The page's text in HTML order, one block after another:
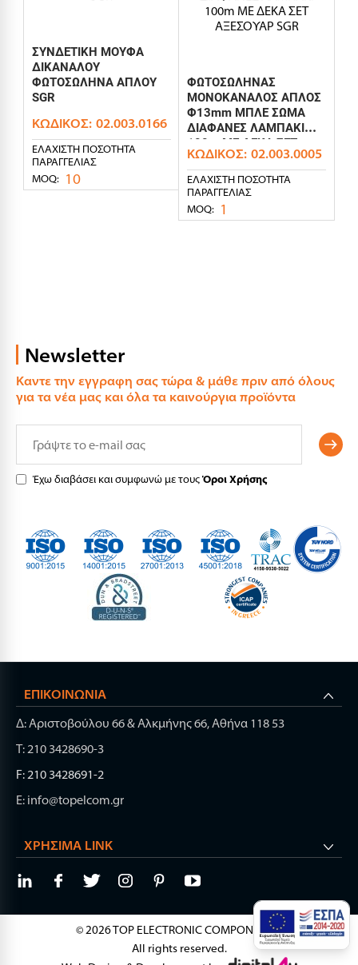
ΣΥΝΔΕΤΙΚΗ ΜΟΥΦΑ
ΔΙΚΑΝΑΛΟΥ
ΦΩΤΟΣΩΛΗΝΑ ΑΠΛΟΥ
SGR
ΚΩΔΙΚΌΣ: 02.003.0166
ΕΛΆΧΙΣΤΗ ΠΟΣΌΤΗΤΑ
ΠΑΡΑΓΓΕΛΊΑΣ
MOQ: 10
ΦΩΤΟΣΩΛΗΝΑΣ
ΜΟΝΟΚΑΝΑΛΟΣ ΑΠΛΟΣ
Φ13mm ΜΠΛΕ ΣΩΜΑ
ΔΙΑΦΑΝΕΣ ΛΑΜΠΑΚΙ
100m ΜΕ ΔΕΚΑ ΣΕΤ
ΑΞΕΣΟΥΑΡ SGR
ΚΩΔΙΚΌΣ: 02.003.0005
ΕΛΆΧΙΣΤΗ ΠΟΣΌΤΗΤΑ
ΠΑΡΑΓΓΕΛΊΑΣ
MOQ: 1
Newsletter
Καντε την εγγραφη σας τώρα & μάθε πριν από όλους
για τα νέα μας και όλα τα καινούργια προϊόντα
Έχω διαβάσει και συμφωνώ με τουςΌροι Χρήσης
ΕΠΙΚΟΙΝΩΝΊΑ
Δ: Αριστοβούλου 66 & Αλκμήνης 66, Αθήνα 118 53
Τ: 210 3428690-3
F: 210 3428691-2
E: info@topelcom.gr
ΧΡΉΣΙΜΑ LINK
© 2026 TOP ELECTRONIC COMPONENTS.
All rights reserved.